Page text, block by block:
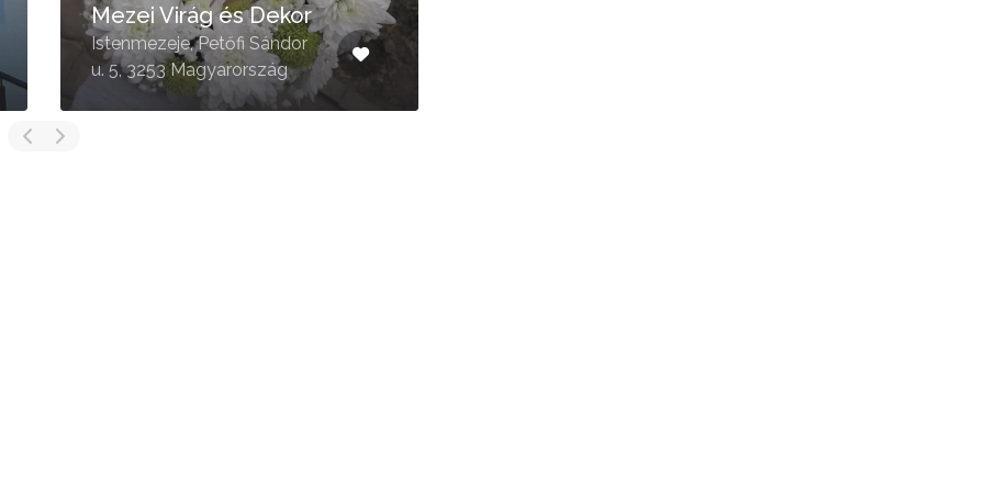
Írisz Virágüzlet
Gyöngyös, Egri út 25, 3200
Magyarország